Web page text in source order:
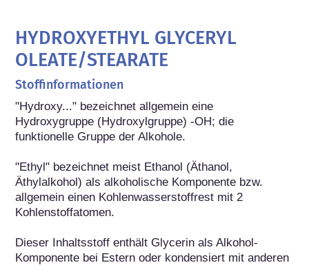
HYDROXYETHYL GLYCERYL
OLEATE/STEARATE
Stoffinformationen
"Hydroxy..." bezeichnet allgemein eine
Hydroxygruppe (Hydroxylgruppe) -OH; die
funktionelle Gruppe der Alkohole.
"Ethyl" bezeichnet meist Ethanol (Äthanol,
Äthylalkohol) als alkoholische Komponente bzw.
allgemein einen Kohlenwasserstoffrest mit 2
Kohlenstoffatomen.
Dieser Inhaltsstoff enthält Glycerin als Alkohol-
Komponente bei Estern oder kondensiert mit anderen